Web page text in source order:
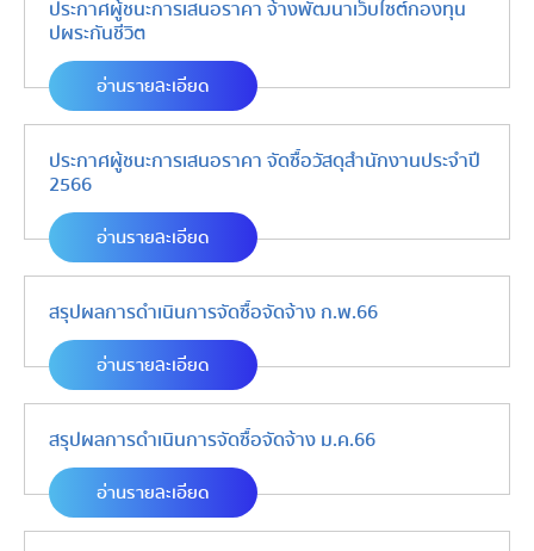
ประกาศผู้ชนะการเสนอราคา จ้างพัฒนาเว็บไซต์กองทุน
ปผระกันชีวิต
อ่านรายละเอียด
ประกาศผู้ชนะการเสนอราคา จัดซื้อวัสดุสำนักงานประจำปี
2566
อ่านรายละเอียด
สรุปผลการดำเนินการจัดซื้อจัดจ้าง ก.พ.66
อ่านรายละเอียด
สรุปผลการดำเนินการจัดซื้อจัดจ้าง ม.ค.66
อ่านรายละเอียด